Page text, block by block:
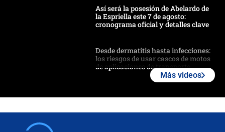
Así será la posesión de Abelardo de
la Espriella este 7 de agosto:
cronograma oficial y detalles clave
Desde dermatitis hasta infecciones:
los riesgos de usar cascos de motos
de aplicaciones de transporte
Más videos